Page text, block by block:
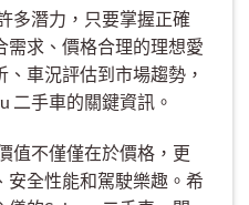
多潛力，只要掌握正確
需求、價格合理的理想愛
車況評估到市場趨勢，
二手車的關鍵資訊。
值不僅僅在於價格，更
安全性能和駕駛樂趣。希